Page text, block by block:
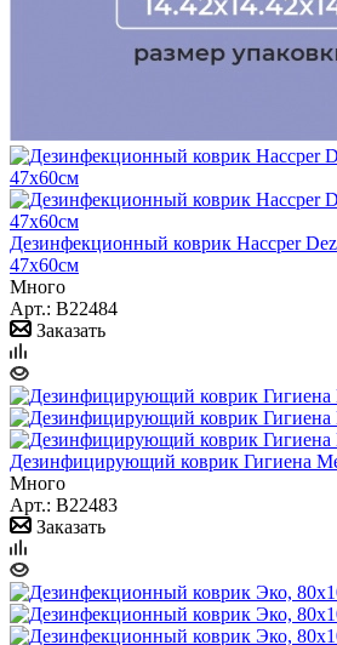
Дезинфекционный коврик Haccper
47х60см
Много
Арт.: B22484
Заказать
Дезинфицирующий коврик Гигиена
Много
Арт.: B22483
Заказать